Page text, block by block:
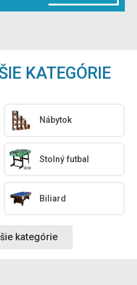
KATEGÓRIE
Nábytok
Stolný futbal
Biliard
kategórie